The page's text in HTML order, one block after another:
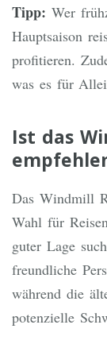
Tipp: Wer
Hauptsaison
profitieren.
was es für
Ist das
Das Windmill
Wahl für
guter Lage
freundliche
während die
potenzielle